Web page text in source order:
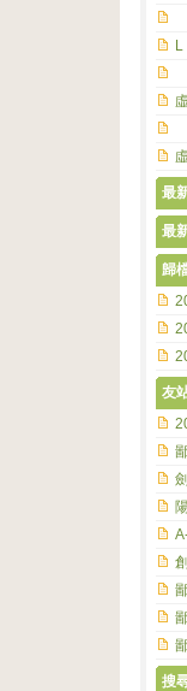
L
最
最
歸
友
搜